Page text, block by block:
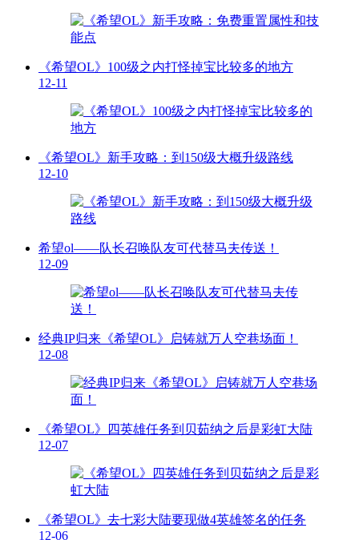
《希望OL》100级之内打怪掉宝比较多的地方
12-11
《希望OL》新手攻略：到150级大概升级路线
12-10
希望ol——队长召唤队友可代替马夫传送！
12-09
经典IP归来《希望OL》启铸就万人空巷场面！
12-08
《希望OL》四英雄任务到贝茹纳之后是彩虹大陆
12-07
《希望OL》去七彩大陆要现做4英雄签名的任务
12-06